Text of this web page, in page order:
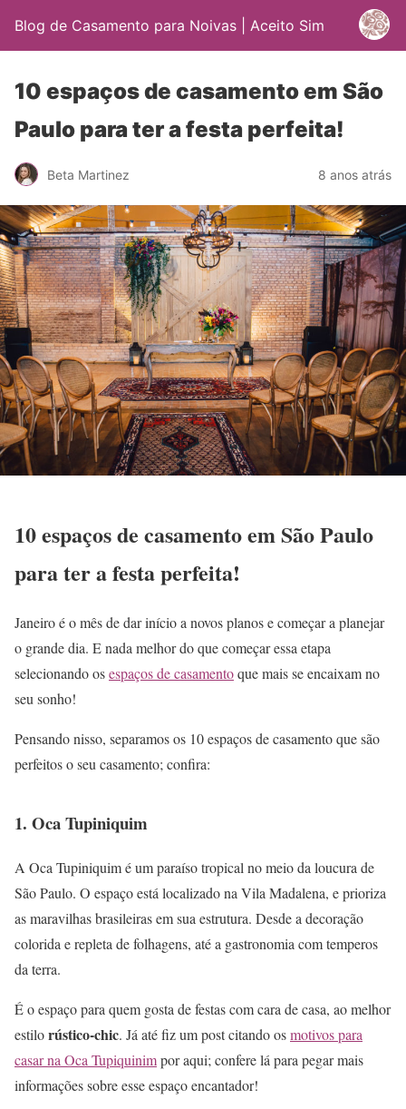
Blog de Casamento para Noivas | Aceito Sim
10 espaços de casamento em São
Paulo para ter a festa perfeita!
Beta Martinez 8 anos atrás
10 espaços de casamento em São Paulo
para ter a festa perfeita!
Janeiro é o mês de dar início a novos planos e começar a planejar
o grande dia. E nada melhor do que começar essa etapa
selecionando osespaços de casamentoque mais se encaixam no
seu sonho!
Pensando nisso, separamos os 10 espaços de casamento que são
perfeitos o seu casamento; confira:
1. Oca Tupiniquim
A Oca Tupiniquim é um paraíso tropical no meio da loucura de
São Paulo. O espaço está localizado na Vila Madalena, e prioriza
as maravilhas brasileiras em sua estrutura. Desde a decoração
colorida e repleta de folhagens, até a gastronomia com temperos
da terra.
É o espaço para quem gosta de festas com cara de casa, ao melhor
estilorústico-chic. Já até fiz um post citando osmotivos para
casar na Oca Tupiquinimpor aqui; confere lá para pegar mais
informações sobre esse espaço encantador!